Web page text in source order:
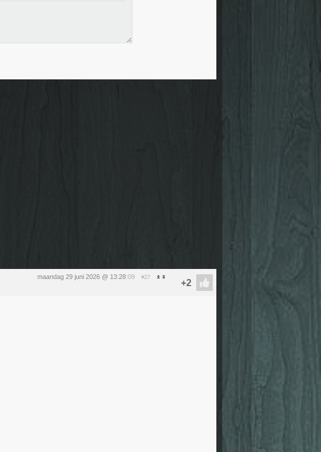
maandag 29 juni 2026 @ 13:28:09 #27